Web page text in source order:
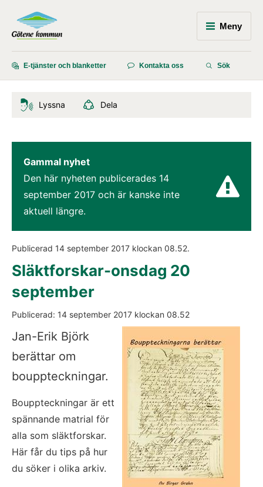
Meny
E-tjänster och blanketter Kontakta oss Sök
Lyssna Dela
Gammal nyhet
Den här nyheten publicerades 14
september 2017 och är kanske inte
aktuell längre.
Publicerad 14 september 2017 klockan 08.52.
Släktforskar-onsdag 20
september
Publicerad: 14 september 2017 klockan 08.52
Jan-Erik Björk
berättar om
bouppteckningar.
Bouppteckningar är ett
spännande matrial för
alla som släktforskar.
Här får du tips på hur
du söker i olika arkiv.